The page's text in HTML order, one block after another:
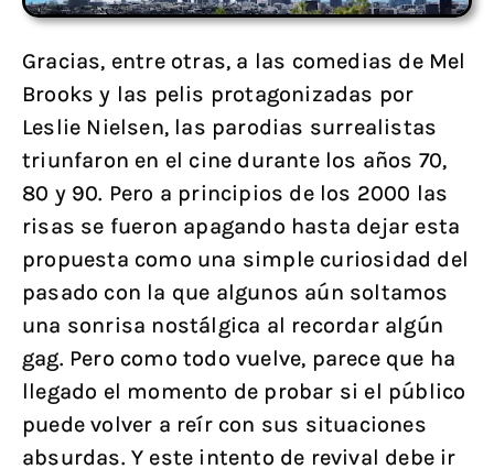
Gracias, entre otras, a las comedias de Mel
Brooks y las pelis protagonizadas por
Leslie Nielsen, las parodias surrealistas
triunfaron en el cine durante los años 70,
80 y 90. Pero a principios de los 2000 las
risas se fueron apagando hasta dejar esta
propuesta como una simple curiosidad del
pasado con la que algunos aún soltamos
una sonrisa nostálgica al recordar algún
gag. Pero como todo vuelve, parece que ha
llegado el momento de probar si el público
puede volver a reír con sus situaciones
absurdas. Y este intento de revival debe ir